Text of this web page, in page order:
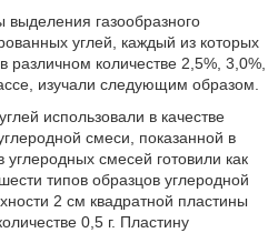
газообразного
углей, каждый из которых
различном количестве 2,5%, 3,0%,
изучали следующим образом.
использовали в качестве
смеси, показанной в
смесей готовили как
типов образцов углеродной
2 см квадратной пластины
0,5 г. Пластину